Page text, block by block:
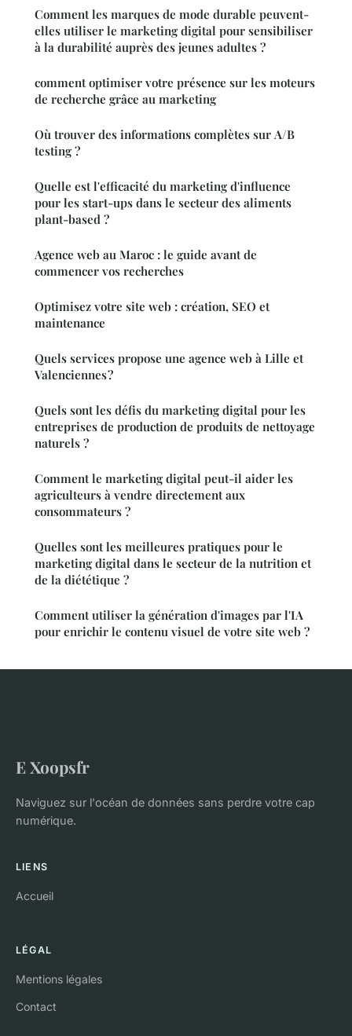
Comment les marques de mode durable peuvent-
elles utiliser le marketing digital pour sensibiliser
à la durabilité auprès des jeunes adultes ?
comment optimiser votre présence sur les moteurs
de recherche grâce au marketing
Où trouver des informations complètes sur A/B
testing ?
Quelle est l'efficacité du marketing d'influence
pour les start-ups dans le secteur des aliments
plant-based ?
Agence web au Maroc : le guide avant de
commencer vos recherches
Optimisez votre site web : création, SEO et
maintenance
Quels services propose une agence web à Lille et
Valenciennes ?
Quels sont les défis du marketing digital pour les
entreprises de production de produits de nettoyage
naturels ?
Comment le marketing digital peut-il aider les
agriculteurs à vendre directement aux
consommateurs ?
Quelles sont les meilleures pratiques pour le
marketing digital dans le secteur de la nutrition et
de la diététique ?
Comment utiliser la génération d'images par l'IA
pour enrichir le contenu visuel de votre site web ?
E Xoopsfr
Naviguez sur l'océan de données sans perdre votre cap
numérique.
LIENS
Accueil
LÉGAL
Mentions légales
Contact